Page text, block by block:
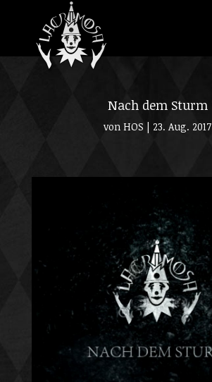
Nach dem Sturm
vonHOS | 23. Aug. 2017